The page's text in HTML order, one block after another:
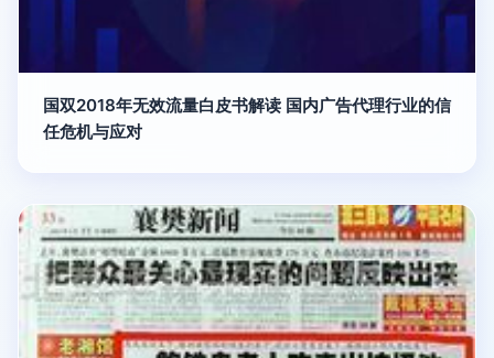
国双2018年无效流量白皮书解读 国内广告代理行业的信
任危机与应对